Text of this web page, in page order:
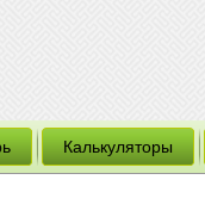
Калькуляторы